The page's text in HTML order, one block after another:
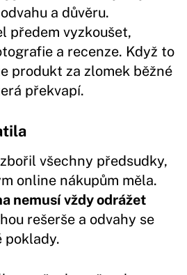
a důvěru.
předem vyzkoušet,
a recenze. Když to
produkt za zlomek běžné
překvapí.
všechny předsudky,
online nákupům měla.
nemusí vždy odrážet
rešerše a odvahy se
poklady.